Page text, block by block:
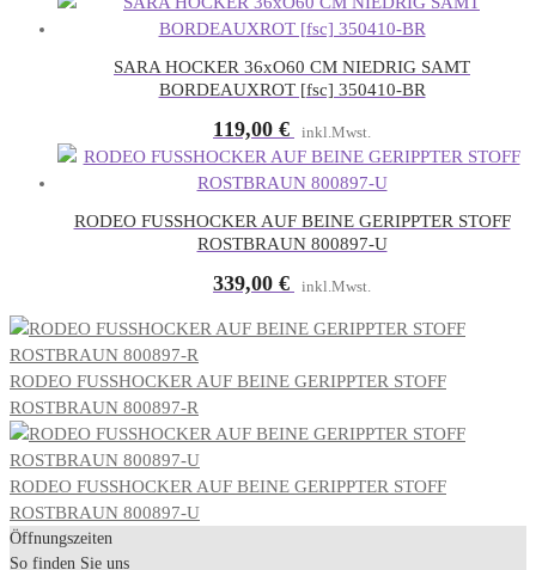
SARA HOCKER 36xO60 CM NIEDRIG SAMT
BORDEAUXROT [fsc] 350410-BR
119,00 € inkl.Mwst.
RODEO FUSSHOCKER AUF BEINE GERIPPTER STOFF
ROSTBRAUN 800897-U
339,00 € inkl.Mwst.
RODEO FUSSHOCKER AUF BEINE GERIPPTER STOFF
ROSTBRAUN 800897-R
RODEO FUSSHOCKER AUF BEINE GERIPPTER STOFF
ROSTBRAUN 800897-U
Öffnungszeiten
So finden Sie uns